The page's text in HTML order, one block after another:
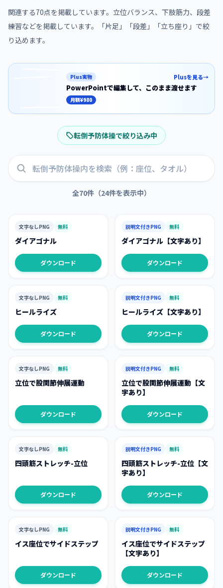
関連する70点を掲載しています。 立位バランス、下肢筋力、段差
練習などを掲載しています。「片足」「段差」「立ち座り」で絞
り込めます。
Plus実物 Plusを見る→
PowerPointで編集して、 このまま渡せます
この素材の文字入りスライド版を、回数や
月額¥980
転倒予防体操で絞り込み中
全70件（24件を表示中）
文字なしPNG 無料
ダイアゴナル
ダウンロード
説明文付きPNG 無料
ダイアゴナル【文字あり】
ダウンロード
文字なしPNG 無料
ヒールライズ
ダウンロード
説明文付きPNG 無料
ヒールライズ【文字あり】
ダウンロード
文字なしPNG 無料
立位で股関節伸展運動
ダウンロード
説明文付きPNG 無料
立位で股関節伸展運動【文
字あり】
ダウンロード
文字なしPNG 無料
四頭筋ストレッチ-立位
ダウンロード
説明文付きPNG 無料
四頭筋ストレッチ-立位【文
字あり】
ダウンロード
文字なしPNG 無料
イス座位でサイドステップ
ダウンロード
説明文付きPNG 無料
イス座位でサイドステップ
【文字あり】
ダウンロード